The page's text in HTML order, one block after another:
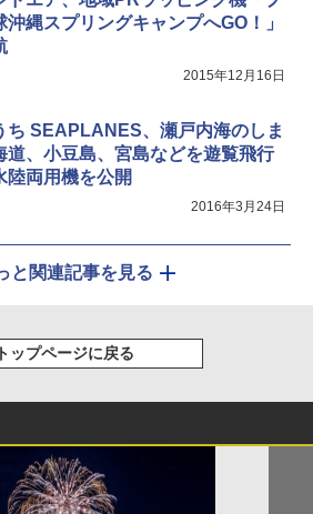
沖縄スプリングキャンプへGO！」
2015年12月16日
ち SEAPLANES、瀬戸内海のしま
道、小豆島、宮島などを遊覧飛行
陸両用機を公開
2016年3月24日
と関連記事を見る
トップページに戻る